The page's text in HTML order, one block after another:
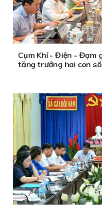
Cụm Khí - Điện - Đạm
tăng trưởng hai con số